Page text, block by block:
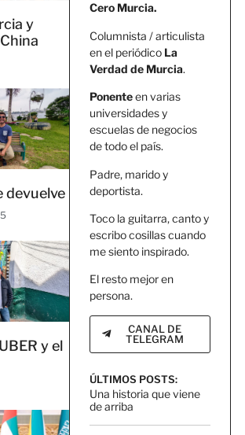
y
devuelve
y el
Cero Murcia.
Columnista / articulista
en el periódico La
Verdad de Murcia.
Ponenteen varias
universidades y
escuelas de negocios
de todo el país.
Padre, marido y
deportista.
Toco la guitarra, canto y
escribo cosillas cuando
me siento inspirado.
El resto mejor en
persona.
CANAL DE
TELEGRAM
ÚLTIMOS POSTS:
Una historia que viene
de arriba